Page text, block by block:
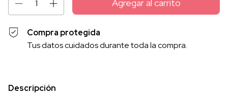
Compra protegida
Tus datos cuidados durante toda la compra.
Descripción